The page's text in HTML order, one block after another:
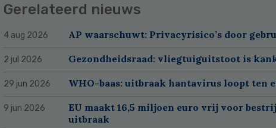
Gerelateerd nieuws
4 aug 2026 AP waarschuwt: Privacyrisico’s door
2 jul 2026 Gezondheidsraad: vliegtuiguitstoot is
29 jun 2026 WHO-baas: uitbraak hantavirus loopt ten
9 jun 2026
EU maakt 16,5 miljoen euro vrij voor
uitbraak